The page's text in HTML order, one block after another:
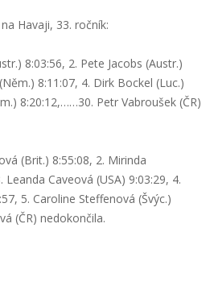
Havaji, 33. ročník:
8:03:56, 2. Pete Jacobs (Austr.)
8:11:07, 4. Dirk Bockel (Luc.)
8:20:12,……30. Petr Vabroušek (ČR)
(Brit.) 8:55:08, 2. Mirinda
Leanda Caveová (USA) 9:03:29, 4.
5. Caroline Steffenová (Švýc.)
(ČR) nedokončila.